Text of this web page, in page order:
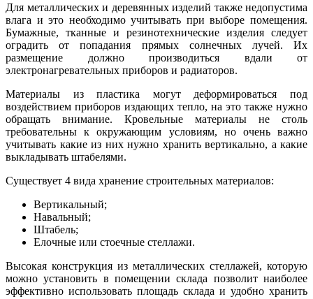
Для металлических и деревянных изделий также недопустима
влага и это необходимо учитывать при выборе помещения.
Бумажные, тканные и резинотехнические изделия следует
оградить от попадания прямых солнечных лучей. Их
размещение должно производиться вдали от
электронагревательных приборов и радиаторов.
Материалы из пластика могут деформироваться под
воздействием приборов издающих тепло, на это также нужно
обращать внимание. Кровельные материалы не столь
требовательны к окружающим условиям, но очень важно
учитывать какие из них нужно хранить вертикально, а какие
выкладывать штабелями.
Существует 4 вида хранение строительных материалов:
Вертикальный;
Навальный;
Штабель;
Елочные или стоечные стеллажи.
Высокая конструкция из металлических стеллажей, которую
можно установить в помещении склада позволит наиболее
эффективно использовать площадь склада и удобно хранить